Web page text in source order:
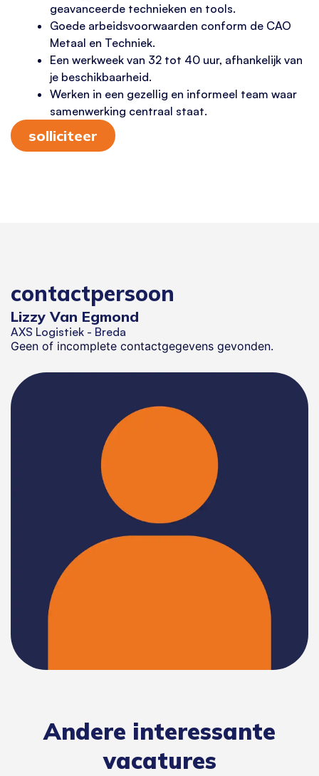
geavanceerde technieken en tools.
Goede arbeidsvoorwaarden conform de CAO
Metaal en Techniek.
Een werkweek van 32 tot 40 uur, afhankelijk van
je beschikbaarheid.
Werken in een gezellig en informeel team waar
samenwerking centraal staat.
solliciteer
contactpersoon
Lizzy Van Egmond
AXS Logistiek - Breda
Geen of incomplete contactgegevens gevonden.
Andere interessante
vacatures